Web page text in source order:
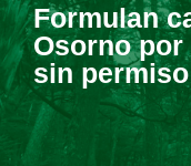
Formulan
Osorno
sin